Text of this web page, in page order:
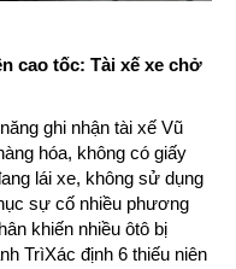
cao tốc: Tài xế xe chở
ghi nhận tài xế Vũ
hóa, không có giấy
lái xe, không sử dụng
sự cố nhiều phương
khiến nhiều ôtô bị
TrìXác định 6 thiếu niên